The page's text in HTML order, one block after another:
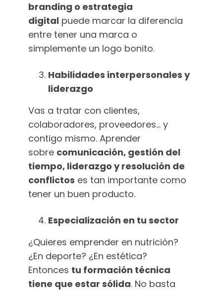
branding o estrategia
digital puede marcar la diferencia
entre tener una marca o
simplemente un logo bonito.
Habilidades interpersonales y
liderazgo
Vas a tratar con clientes,
colaboradores, proveedores… y
contigo mismo. Aprender
sobre comunicación, gestión del
tiempo, liderazgo y resolución de
conflictos es tan importante como
tener un buen producto.
Especialización en tu sector
¿Quieres emprender en nutrición?
¿En deporte? ¿En estética?
Entonces tu formación técnica
tiene que estar sólida. No basta